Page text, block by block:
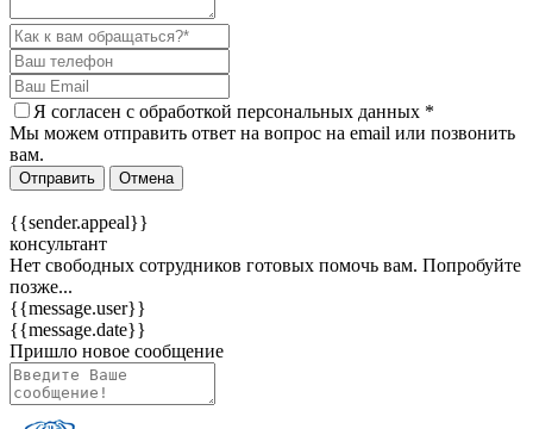
Я согласен c обработкой персональных данных *
Мы можем отправить ответ на вопрос на email или позвонить
вам.
Отправить Отмена
{{sender.appeal}}
консультант
Нет свободных сотрудников готовых помочь вам. Попробуйте
позже...
{{message.user}}
{{message.date}}
Пришло новое сообщение